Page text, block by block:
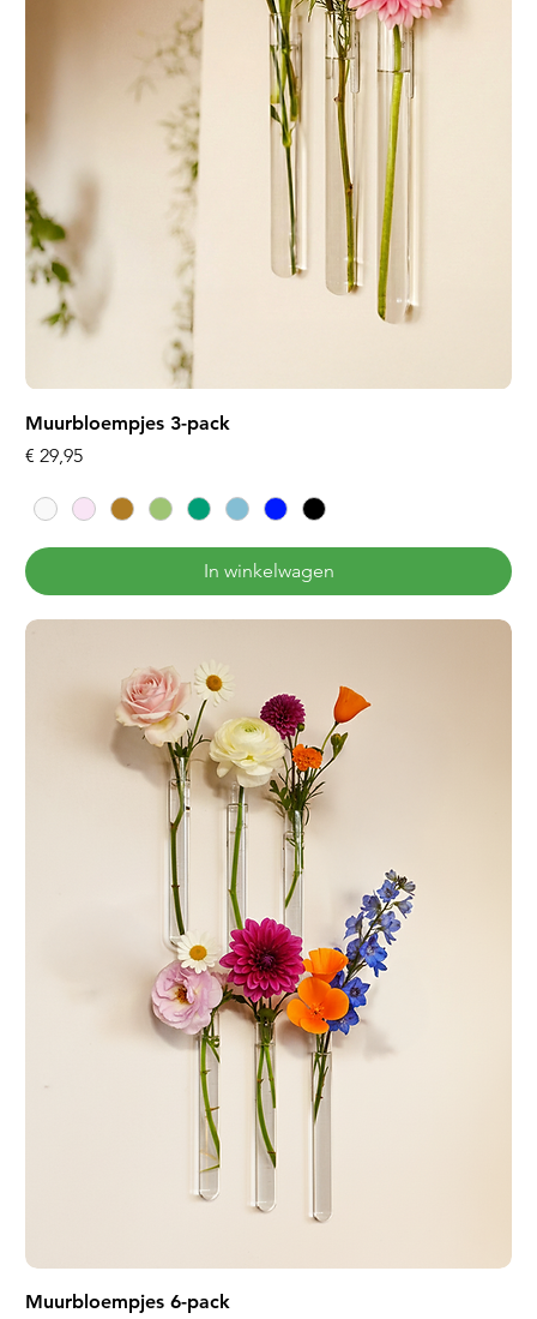
Muurbloempjes 3-pack
Prijs
€ 29,95
In winkelwagen
Muurbloempjes 6-pack